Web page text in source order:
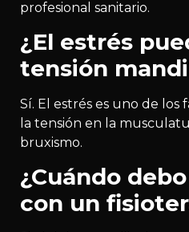
profesional sanitario.
¿El estrés
tensión
Sí. El estrés es uno de los
la tensión en la
bruxismo.
¿Cuándo
con un